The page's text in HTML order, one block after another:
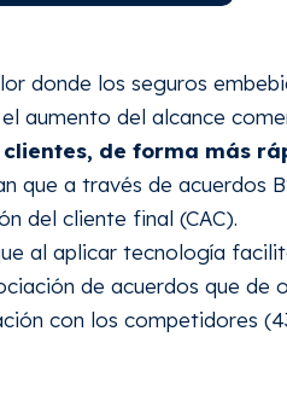
donde los seguros
aumento del alcance
de forma más
que a través de acuerdos
del cliente final (CAC).
al aplicar tecnología
de acuerdos que
con los competidores